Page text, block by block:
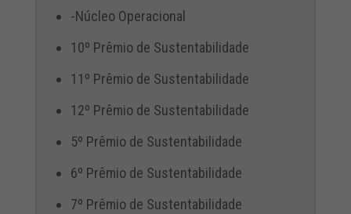
-Núcleo Operacional
10º Prêmio de Sustentabilidade
11º Prêmio de Sustentabilidade
12º Prêmio de Sustentabilidade
5º Prêmio de Sustentabilidade
6º Prêmio de Sustentabilidade
7º Prêmio de Sustentabilidade